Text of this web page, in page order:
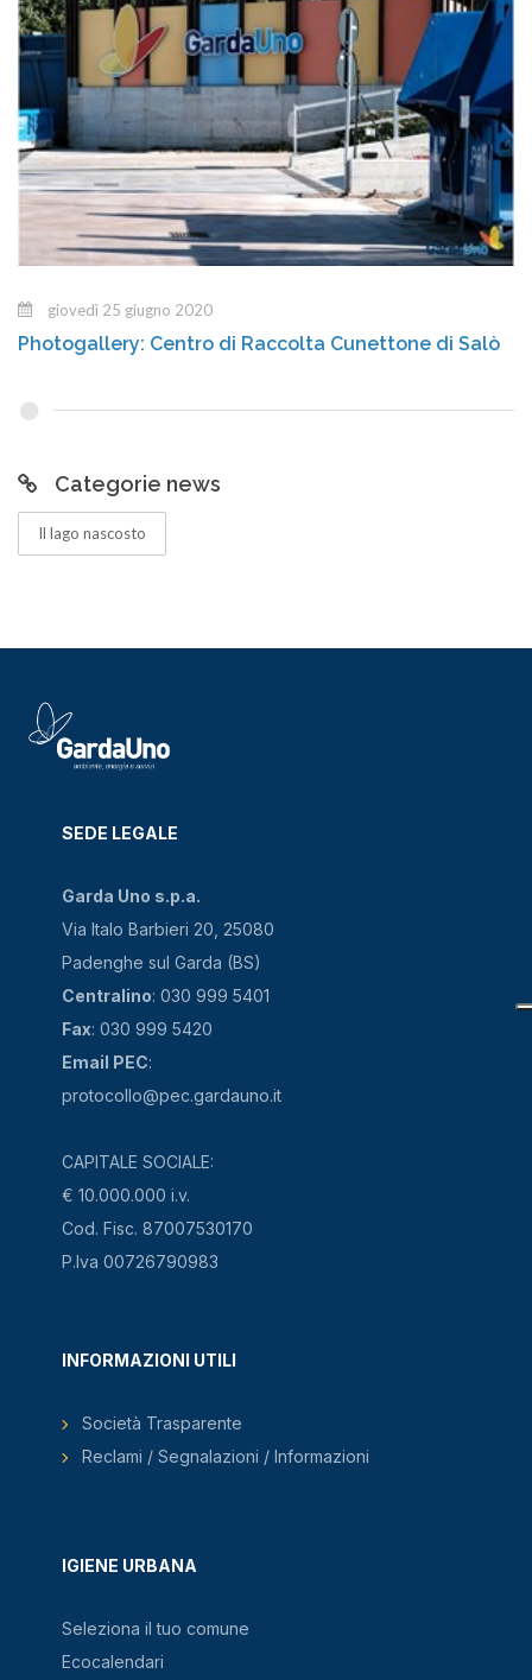
giovedì 25 giugno 2020
Photogallery: Centro di Raccolta Cunettone di Salò
Categorie news
Il lago nascosto
SEDE LEGALE
Garda Uno s.p.a.
Via Italo Barbieri 20, 25080
Padenghe sul Garda (BS)
Centralino: 030 999 5401
Fax: 030 999 5420
Email PEC:
protocollo@pec.gardauno.it
CAPITALE SOCIALE:
€ 10.000.000 i.v.
Cod. Fisc. 87007530170
P.Iva 00726790983
IGIENE URBANA
Seleziona il tuo comune
Ecocalendari
INFORMAZIONI UTILI
Società Trasparente
Reclami / Segnalazioni / Informazioni